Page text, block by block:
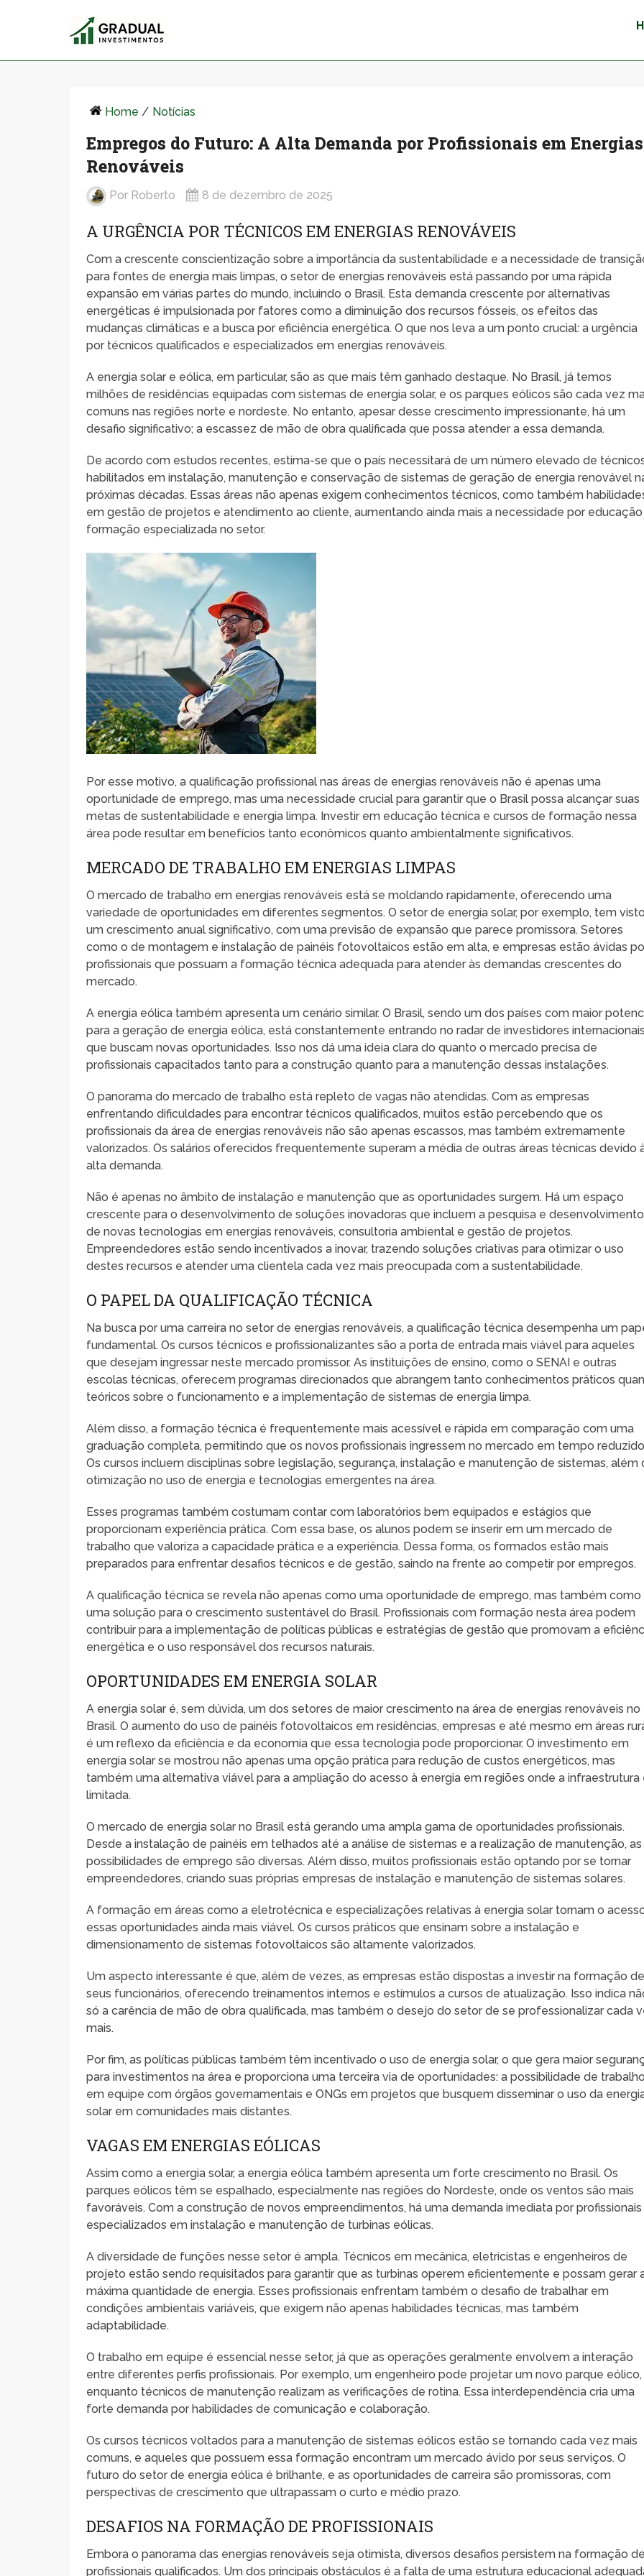
Home / Notícias
Empregos do Futuro: A Alta Demanda por Profissionais em Energias
Renováveis
Por Roberto 8 de dezembro de 2025
A URGÊNCIA POR TÉCNICOS EM ENERGIAS RENOVÁVEIS
Com a crescente conscientização sobre a importância da sustentabilidade e a necessidade de
para fontes de energia mais limpas, o setor de energias renováveis está passando por uma rápida
expansão em várias partes do mundo, incluindo o Brasil. Esta demanda crescente por alternativas
energéticas é impulsionada por fatores como a diminuição dos recursos fósseis, os efeitos das
mudanças climáticas e a busca por eficiência energética. O que nos leva a um ponto crucial: a urgência
por técnicos qualificados e especializados em energias renováveis.
A energia solar e eólica, em particular, são as que mais têm ganhado destaque. No Brasil, já temos
milhões de residências equipadas com sistemas de energia solar, e os parques eólicos são cada vez
comuns nas regiões norte e nordeste. No entanto, apesar desse crescimento impressionante, há um
desafio significativo; a escassez de mão de obra qualificada que possa atender a essa demanda.
De acordo com estudos recentes, estima-se que o país necessitará de um número elevado de
habilitados em instalação, manutenção e conservação de sistemas de geração de energia renovável
próximas décadas. Essas áreas não apenas exigem conhecimentos técnicos, como também
em gestão de projetos e atendimento ao cliente, aumentando ainda mais a necessidade por educação
formação especializada no setor.
Por esse motivo, a qualificação profissional nas áreas de energias renováveis não é apenas uma
oportunidade de emprego, mas uma necessidade crucial para garantir que o Brasil possa alcançar suas
metas de sustentabilidade e energia limpa. Investir em educação técnica e cursos de formação nessa
área pode resultar em benefícios tanto econômicos quanto ambientalmente significativos.
MERCADO DE TRABALHO EM ENERGIAS LIMPAS
O mercado de trabalho em energias renováveis está se moldando rapidamente, oferecendo uma
variedade de oportunidades em diferentes segmentos. O setor de energia solar, por exemplo, tem visto
um crescimento anual significativo, com uma previsão de expansão que parece promissora. Setores
como o de montagem e instalação de painéis fotovoltaicos estão em alta, e empresas estão ávidas
profissionais que possuam a formação técnica adequada para atender às demandas crescentes do
mercado.
A energia eólica também apresenta um cenário similar. O Brasil, sendo um dos países com maior
para a geração de energia eólica, está constantemente entrando no radar de investidores
que buscam novas oportunidades. Isso nos dá uma ideia clara do quanto o mercado precisa de
profissionais capacitados tanto para a construção quanto para a manutenção dessas instalações.
O panorama do mercado de trabalho está repleto de vagas não atendidas. Com as empresas
enfrentando dificuldades para encontrar técnicos qualificados, muitos estão percebendo que os
profissionais da área de energias renováveis não são apenas escassos, mas também extremamente
valorizados. Os salários oferecidos frequentemente superam a média de outras áreas técnicas devido
alta demanda.
Não é apenas no âmbito de instalação e manutenção que as oportunidades surgem. Há um espaço
crescente para o desenvolvimento de soluções inovadoras que incluem a pesquisa e desenvolvimento
de novas tecnologias em energias renováveis, consultoria ambiental e gestão de projetos.
Empreendedores estão sendo incentivados a inovar, trazendo soluções criativas para otimizar o uso
destes recursos e atender uma clientela cada vez mais preocupada com a sustentabilidade.
O PAPEL DA QUALIFICAÇÃO TÉCNICA
Na busca por uma carreira no setor de energias renováveis, a qualificação técnica desempenha um
fundamental. Os cursos técnicos e profissionalizantes são a porta de entrada mais viável para aqueles
que desejam ingressar neste mercado promissor. As instituições de ensino, como o SENAI e outras
escolas técnicas, oferecem programas direcionados que abrangem tanto conhecimentos práticos
teóricos sobre o funcionamento e a implementação de sistemas de energia limpa.
Além disso, a formação técnica é frequentemente mais acessível e rápida em comparação com uma
graduação completa, permitindo que os novos profissionais ingressem no mercado em tempo
Os cursos incluem disciplinas sobre legislação, segurança, instalação e manutenção de sistemas, além
otimização no uso de energia e tecnologias emergentes na área.
Esses programas também costumam contar com laboratórios bem equipados e estágios que
proporcionam experiência prática. Com essa base, os alunos podem se inserir em um mercado de
trabalho que valoriza a capacidade prática e a experiência. Dessa forma, os formados estão mais
preparados para enfrentar desafios técnicos e de gestão, saindo na frente ao competir por empregos.
A qualificação técnica se revela não apenas como uma oportunidade de emprego, mas também como
uma solução para o crescimento sustentável do Brasil. Profissionais com formação nesta área podem
contribuir para a implementação de políticas públicas e estratégias de gestão que promovam a
energética e o uso responsável dos recursos naturais.
OPORTUNIDADES EM ENERGIA SOLAR
A energia solar é, sem dúvida, um dos setores de maior crescimento na área de energias renováveis no
Brasil. O aumento do uso de painéis fotovoltaicos em residências, empresas e até mesmo em áreas
é um reflexo da eficiência e da economia que essa tecnologia pode proporcionar. O investimento em
energia solar se mostrou não apenas uma opção prática para redução de custos energéticos, mas
também uma alternativa viável para a ampliação do acesso à energia em regiões onde a infraestrutura
limitada.
O mercado de energia solar no Brasil está gerando uma ampla gama de oportunidades profissionais.
Desde a instalação de painéis em telhados até a análise de sistemas e a realização de manutenção, as
possibilidades de emprego são diversas. Além disso, muitos profissionais estão optando por se tornar
empreendedores, criando suas próprias empresas de instalação e manutenção de sistemas solares.
A formação em áreas como a eletrotécnica e especializações relativas à energia solar tornam o
essas oportunidades ainda mais viável. Os cursos práticos que ensinam sobre a instalação e
dimensionamento de sistemas fotovoltaicos são altamente valorizados.
Um aspecto interessante é que, além de vezes, as empresas estão dispostas a investir na formação de
seus funcionários, oferecendo treinamentos internos e estímulos a cursos de atualização. Isso indica
só a carência de mão de obra qualificada, mas também o desejo do setor de se professionalizar cada
mais.
Por fim, as políticas públicas também têm incentivado o uso de energia solar, o que gera maior
para investimentos na área e proporciona uma terceira via de oportunidades: a possibilidade de trabalho
em equipe com órgãos governamentais e ONGs em projetos que busquem disseminar o uso da
solar em comunidades mais distantes.
VAGAS EM ENERGIAS EÓLICAS
Assim como a energia solar, a energia eólica também apresenta um forte crescimento no Brasil. Os
parques eólicos têm se espalhado, especialmente nas regiões do Nordeste, onde os ventos são mais
favoráveis. Com a construção de novos empreendimentos, há uma demanda imediata por profissionais
especializados em instalação e manutenção de turbinas eólicas.
A diversidade de funções nesse setor é ampla. Técnicos em mecânica, eletricistas e engenheiros de
projeto estão sendo requisitados para garantir que as turbinas operem eficientemente e possam gerar
máxima quantidade de energia. Esses profissionais enfrentam também o desafio de trabalhar em
condições ambientais variáveis, que exigem não apenas habilidades técnicas, mas também
adaptabilidade.
O trabalho em equipe é essencial nesse setor, já que as operações geralmente envolvem a interação
entre diferentes perfis profissionais. Por exemplo, um engenheiro pode projetar um novo parque eólico,
enquanto técnicos de manutenção realizam as verificações de rotina. Essa interdependência cria uma
forte demanda por habilidades de comunicação e colaboração.
Os cursos técnicos voltados para a manutenção de sistemas eólicos estão se tornando cada vez mais
comuns, e aqueles que possuem essa formação encontram um mercado ávido por seus serviços. O
futuro do setor de energia eólica é brilhante, e as oportunidades de carreira são promissoras, com
perspectivas de crescimento que ultrapassam o curto e médio prazo.
DESAFIOS NA FORMAÇÃO DE PROFISSIONAIS
Embora o panorama das energias renováveis seja otimista, diversos desafios persistem na formação de
profissionais qualificados. Um dos principais obstáculos é a falta de uma estrutura educacional